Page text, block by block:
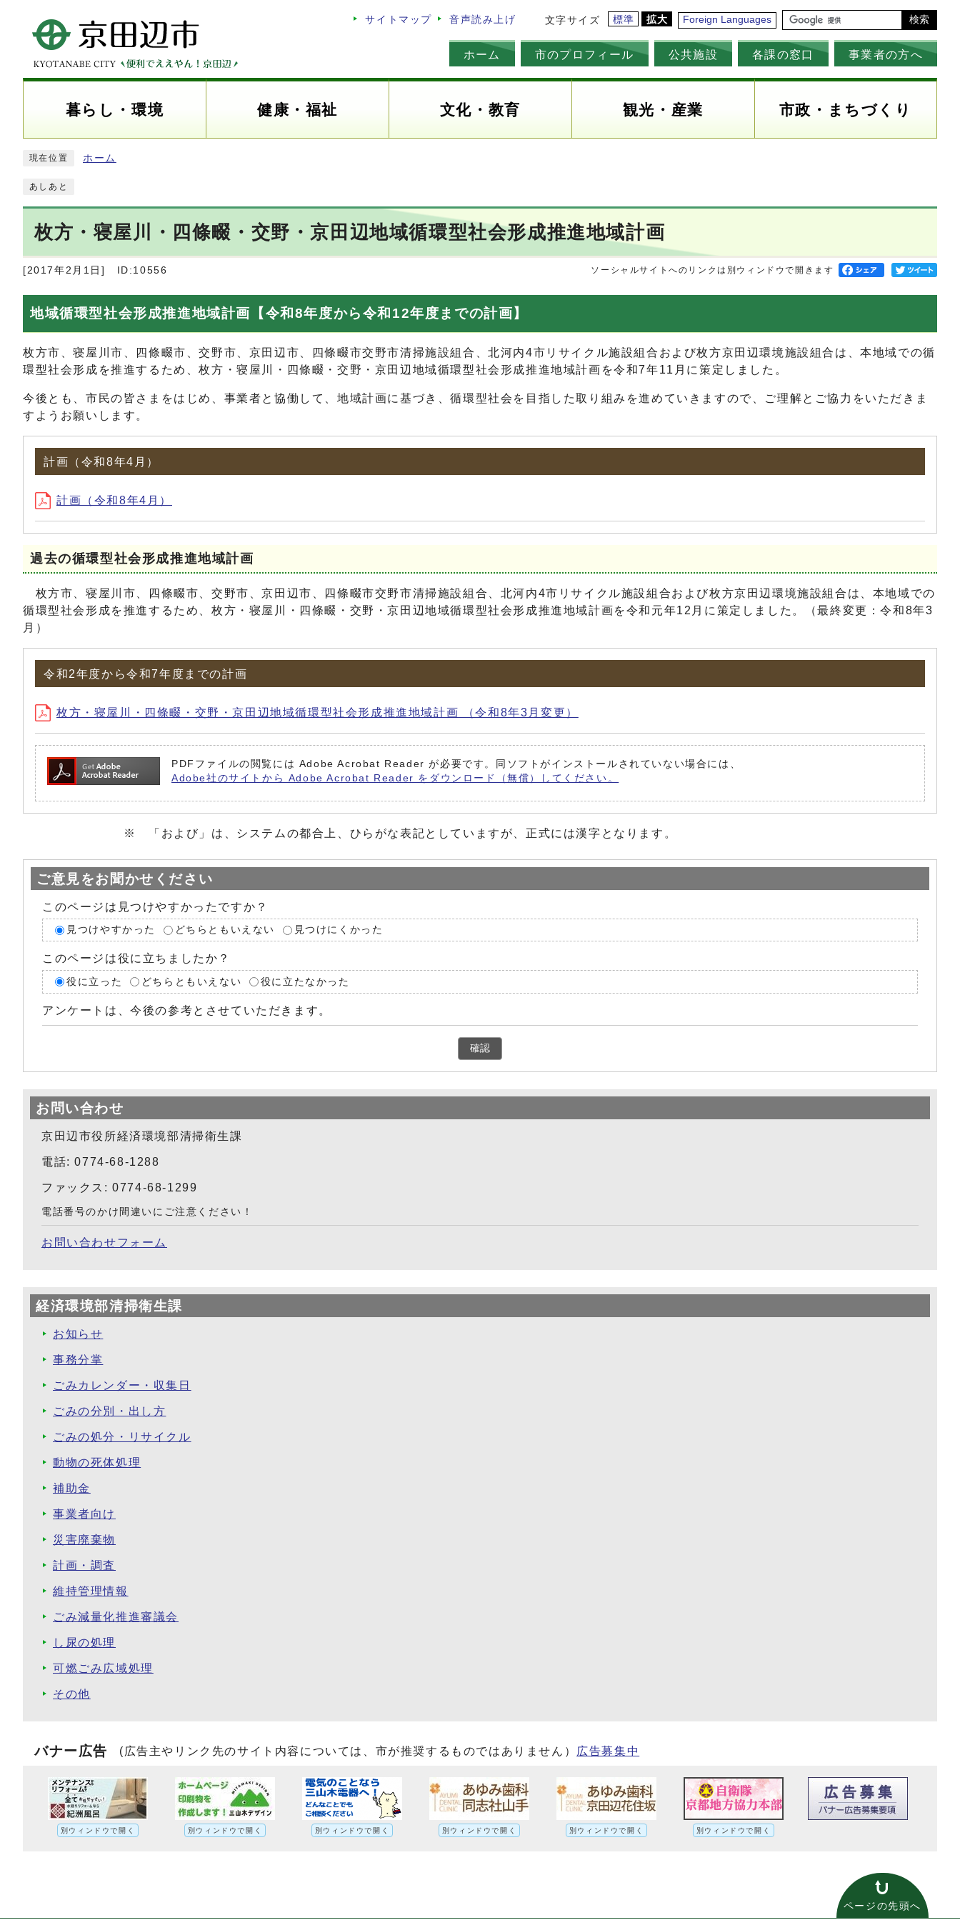
サイトマップ 音声読み上げ 文字サイズ 標準 拡大 Foreign Languages 検索
ホーム 市のプロフィール 公共施設 各課の窓口 事業者の方へ
暮らし・環境 健康・福祉 文化・教育 観光・産業 市政・まちづくり
現在位置 ホーム
あしあと
枚方・寝屋川・四條畷・交野・京田辺地域循環型社会形成推進地域計画
[2017年2月1日] ID:10556 ソーシャルサイトへのリンクは別ウィンドウで開きます
地域循環型社会形成推進地域計画【令和8年度から令和12年度までの計画】
枚方市、寝屋川市、四條畷市、交野市、京田辺市、四條畷市交野市清掃施設組合、北河内4市リサイクル施設組合および枚方京田辺環境施設組合は、本地域での循
環型社会形成を推進するため、枚方・寝屋川・四條畷・交野・京田辺地域循環型社会形成推進地域計画を令和7年11月に策定しました。
今後とも、市民の皆さまをはじめ、事業者と協働して、地域計画に基づき、循環型社会を目指した取り組みを進めていきますので、ご理解とご協力をいただきま
すようお願いします。
計画（令和8年4月）
計画（令和8年4月）
過去の循環型社会形成推進地域計画
枚方市、寝屋川市、四條畷市、交野市、京田辺市、四條畷市交野市清掃施設組合、北河内4市リサイクル施設組合および枚方京田辺環境施設組合は、本地域での
循環型社会形成を推進するため、枚方・寝屋川・四條畷・交野・京田辺地域循環型社会形成推進地域計画を令和元年12月に策定しました。（最終変更：令和8年3
月）
令和2年度から令和7年度までの計画
枚方・寝屋川・四條畷・交野・京田辺地域循環型社会形成推進地域計画 （令和8年3月変更）
PDFファイルの閲覧には Adobe Acrobat Reader が必要です。同ソフトがインストールされていない場合には、
Adobe社のサイトから Adobe Acrobat Reader をダウンロード（無償）してください。
※ 「および」は、システムの都合上、ひらがな表記としていますが、正式には漢字となります。
ご意見をお聞かせください
このページは見つけやすかったですか？
見つけやすかった どちらともいえない 見つけにくかった
このページは役に立ちましたか？
役に立った どちらともいえない 役に立たなかった
アンケートは、今後の参考とさせていただきます。
確認
お問い合わせ
京田辺市役所経済環境部清掃衛生課
電話: 0774-68-1288
ファックス: 0774-68-1299
電話番号のかけ間違いにご注意ください！
お問い合わせフォーム
経済環境部清掃衛生課
お知らせ
事務分掌
ごみカレンダー・収集日
ごみの分別・出し方
ごみの処分・リサイクル
動物の死体処理
補助金
事業者向け
災害廃棄物
計画・調査
維持管理情報
ごみ減量化推進審議会
し尿の処理
可燃ごみ広域処理
その他
バナー広告 (広告主やリンク先のサイト内容については、市が推奨するものではありません） 広告募集中
別ウィンドウで開く 別ウィンドウで開く 別ウィンドウで開く 別ウィンドウで開く 別ウィンドウで開く 別ウィンドウで開く
ページの先頭へ